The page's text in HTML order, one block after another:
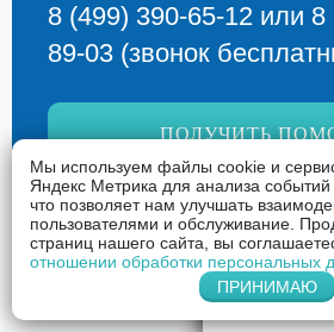
8 (499) 390-65-12 или 8
89-03 (звонок
ПОЛУЧИТЬ
Мы используем файлы cookie и
Яндекс Метрика для анализа
что позволяет нам улучшать
пользователями и обслуживание.
страниц нашего сайта, вы
отношении обработки персональных
ПРИНИМАЮ
Напишите нам
в Telegram